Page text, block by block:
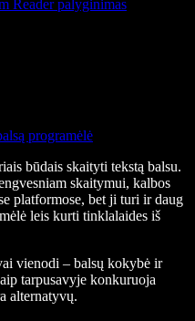
Reader palyginimas
programėlė
būdais skaityti tekstą balsu.
skaitymui, kalbos
platformose, bet ji turi ir daug
leis kurti tinklalaides iš
vienodi – balsų kokybė ir
tarpusavyje konkuruoja
alternatyvų.